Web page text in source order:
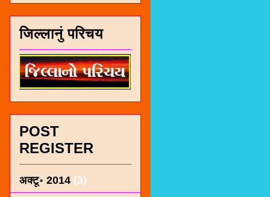
जिल्लानुं परिचय
POST
REGISTER
अक्टू॰ 2014 (3)